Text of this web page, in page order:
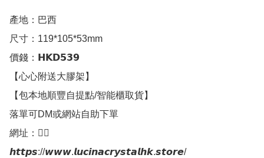
產地：巴西
尺寸：119*105*53mm
價錢：𝗛𝗞𝗗𝟱𝟯𝟵
【心心附送大膠架】
【包本地順豐自提點/智能櫃取貨】
落單可DM或網站自助下單
網址：👇🏻
𝙝𝙩𝙩𝙥𝙨://𝙬𝙬𝙬.𝙡𝙪𝙘𝙞𝙣𝙖𝙘𝙧𝙮𝙨𝙩𝙖𝙡𝙝𝙠.𝙨𝙩𝙤𝙧𝙚/